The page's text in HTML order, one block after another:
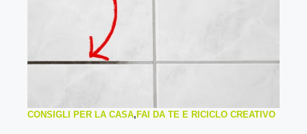
CONSIGLI PER LA CASA, FAI DA TE E RICICLO CREATIVO